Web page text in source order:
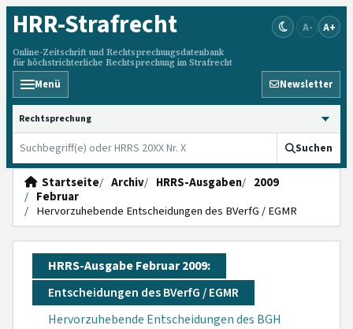
HRR-Strafrecht
Online-Zeitschrift und Rechtsprechungsdatenbank
für höchstrichterliche Rechtsprechung im Strafrecht
A- A+
Menü Newsletter
HRRS durchsuchen
Suchen
Startseite Archiv HRRS-Ausgaben
2009
Februar
Hervorzuhebende Entscheidungen des BVerfG / EGMR
HRRS-Ausgabe Februar 2009:
Entscheidungen des BVerfG / EGMR
Hervorzuhebende Entscheidungen des BGH